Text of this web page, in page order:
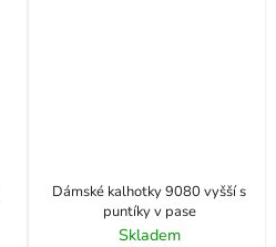
Dámské kalhotky 9080 vyšší s
puntíky v pase
Skladem